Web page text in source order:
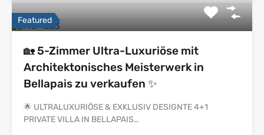
Featured
🏡 5-Zimmer Ultra-Luxuriöse mit
Architektonisches Meisterwerk in
Bellapais zu verkaufen ✨
🌟 ULTRALUXURIÖSE & EXKLUSIV DESIGNTE 4+1
PRIVATE VILLA IN BELLAPAIS…